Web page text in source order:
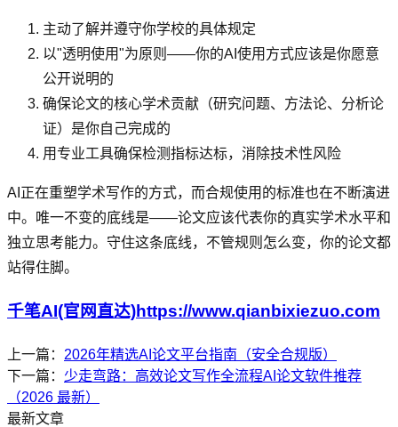
主动了解并遵守你学校的具体规定
以"透明使用"为原则——你的AI使用方式应该是你愿意
公开说明的
确保论文的核心学术贡献（研究问题、方法论、分析论
证）是你自己完成的
用专业工具确保检测指标达标，消除技术性风险
AI正在重塑学术写作的方式，而合规使用的标准也在不断演进
中。唯一不变的底线是——论文应该代表你的真实学术水平和
独立思考能力。守住这条底线，不管规则怎么变，你的论文都
站得住脚。
千笔AI(官网直达)https://www.qianbixiezuo.com
上一篇： 2026年精选AI论文平台指南（安全合规版）
下一篇： 少走弯路：高效论文写作全流程AI论文软件推荐
（2026 最新）
最新文章